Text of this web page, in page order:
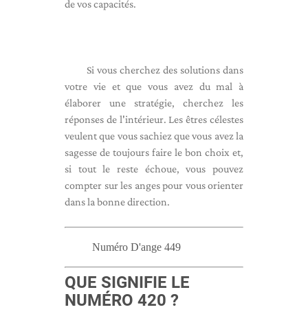
de vos capacités.
Si vous cherchez des solutions dans
votre vie et que vous avez du mal à
élaborer une stratégie, cherchez les
réponses de l'intérieur. Les êtres célestes
veulent que vous sachiez que vous avez la
sagesse de toujours faire le bon choix et,
si tout le reste échoue, vous pouvez
compter sur les anges pour vous orienter
dans la bonne direction.
Numéro D'ange 449
QUE SIGNIFIE LE
NUMÉRO 420 ?